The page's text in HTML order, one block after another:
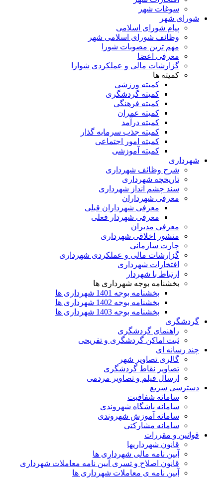
سوغات شهر
شورای شهر
پیام شورای اسلامی
وظائف شورای اسلامی شهر
مهم ترین مصوبات شورا
معرفی اعضا
گزارشات مالی و عملکردی شوارا
کمیته ها
کمیته ورزشی
کمیته گردشگری
کمیته فرهنگی
کمیته عمران
کمیته درآمد
کمیته جذب سرمایه گذار
کمیته امور اجتماعی
کمیته آموزشی
شهرداری
شرح وظائف شهرداری
تاریخچه شهرداری
سند چشم انداز شهرداری
معرفی شهرداران
معرفی شهرداران قبلی
معرفی شهردار فعلی
معرفی مدیران
منشور اخلاقی شهرداری
چارت سازمانی
گزارشات مالی و عملکردی شهرداری
افتخارات شهرداری
ارتباط با شهردار
بخشنامه بوجه شهرداری ها
بخشنامه بوجه 1401 شهرداری ها
بخشنامه بوجه 1402 شهرداری ها
بخشنامه بوجه 1403 شهرداری ها
گردشگری
راهنمای گردشگری
ثبت اماکن گردشگری و تفریحی
چند رسانه ای
گالری تصاویر شهر
تصاویر نقاط گردشگری
ارسال فیلم و تصاویر مردمی
دسترسی سریع
سامانه شفافیت
سامانه باشگاه شهروندی
سامانه آموزش شهروندی
سامانه مشارکتی
قوانین و مقررات
قانون شهرداریها
آیین نامه مالی شهرداری ها
قانون اصلاح و تسری آیین نامه معاملات شهرداری
آیین نامه ی معاملات شهرداری ها